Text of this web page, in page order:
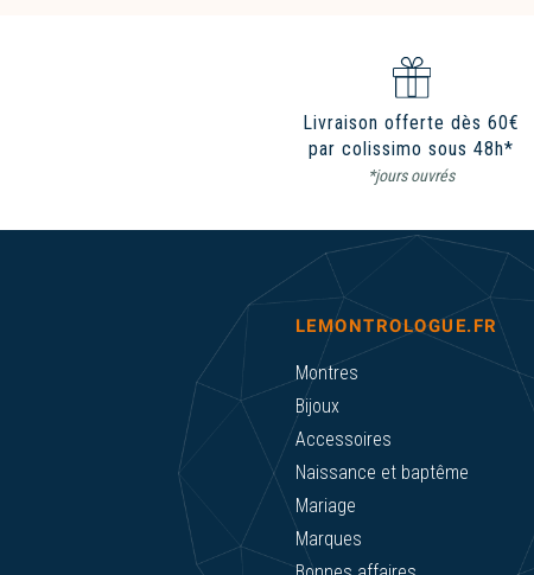
Livraison offerte dès 60€
par colissimo sous 48h*
*jours ouvrés
LEMONTROLOGUE.FR
Montres
Bijoux
Accessoires
Naissance et baptême
Mariage
Marques